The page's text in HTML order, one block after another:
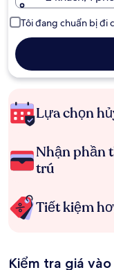
Tôi đang chuẩn bị đi
Lựa chọn
Nhận phần
trú
Tiết kiệm
Kiểm tra giá